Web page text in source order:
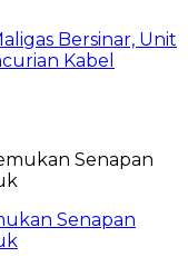
Bersinar, Unit
Kabel
Senapan